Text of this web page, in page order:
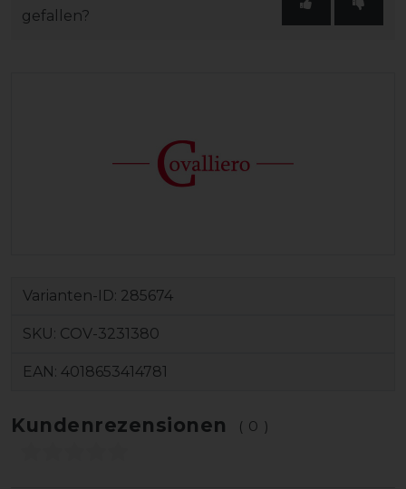
gefallen?
Varianten-ID: 285674
SKU: COV-3231380
EAN: 4018653414781
Kundenrezensionen (0)